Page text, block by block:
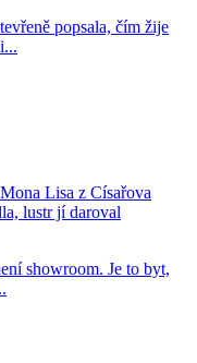
popsala, čím žije
Lisa z Císařova
lustr jí daroval
showroom. Je to byt,